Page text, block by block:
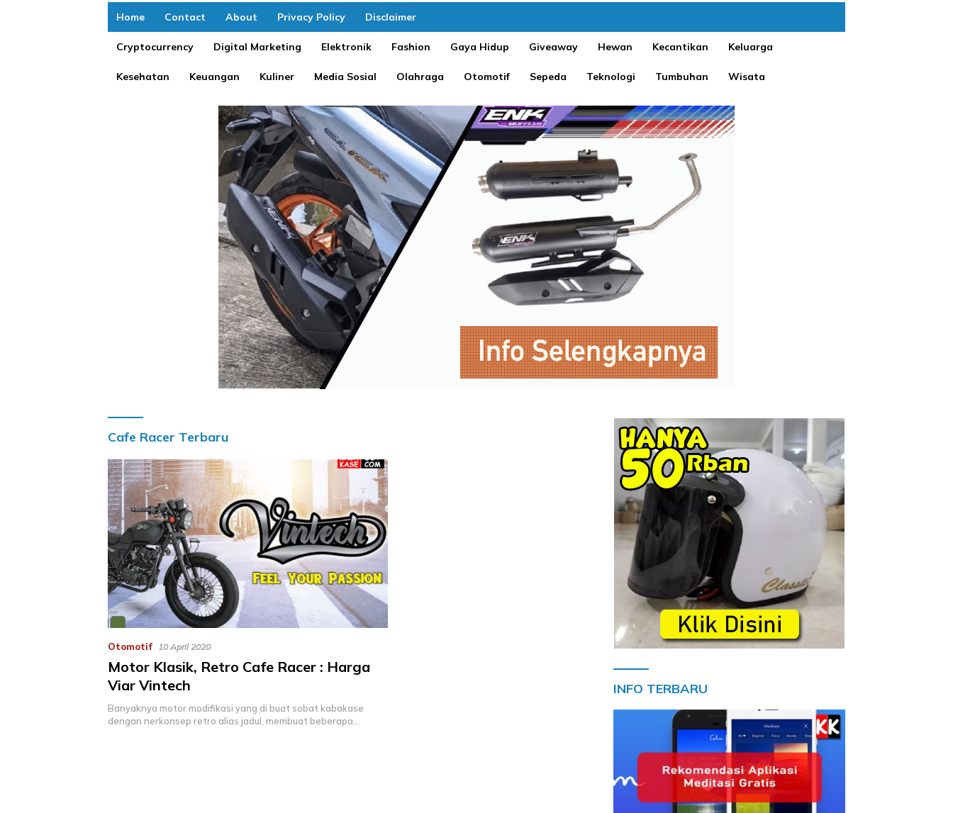
Home Contact About Privacy Policy Disclaimer
Cryptocurrency Digital Marketing Elektronik Fashion Gaya Hidup Giveaway Hewan Kecantikan Keluarga
Kesehatan Keuangan Kuliner Media Sosial Olahraga Otomotif Sepeda Teknologi Tumbuhan Wisata
Cafe Racer Terbaru
Otomotif 10 April 2020
Motor Klasik, Retro Cafe Racer : Harga
Viar Vintech
Banyaknya motor modifikasi yang di buat sobat kabakase
dengan nerkonsep retro alias jadul, membuat beberapa…
INFO TERBARU